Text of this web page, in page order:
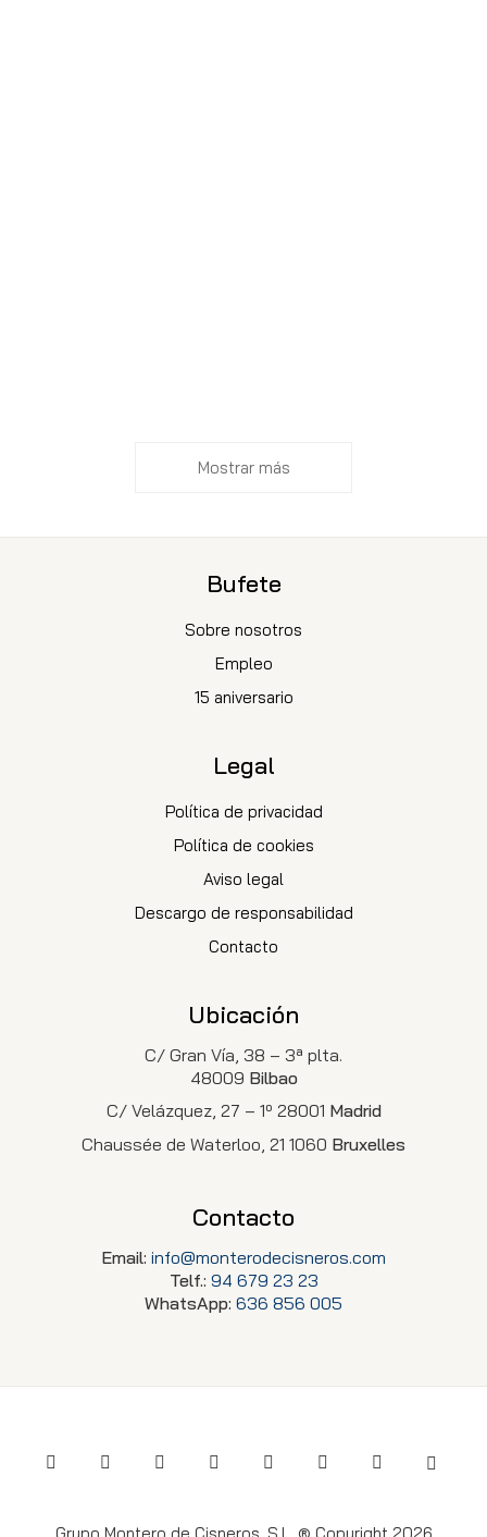
Mostrar más
Bufete
Sobre nosotros
Empleo
15 aniversario
Legal
Política de privacidad
Política de cookies
Aviso legal
Descargo de responsabilidad
Contacto
Ubicación
C/ Gran Vía, 38 – 3ª plta.
48009 Bilbao
C/ Velázquez, 27 – 1º 28001 Madrid
Chaussée de Waterloo, 21 1060 Bruxelles
Contacto
Email: info@monterodecisneros.com
Telf.: 94 679 23 23
WhatsApp: 636 856 005
Grupo Montero de Cisneros, S.L. ® Copyright 2026